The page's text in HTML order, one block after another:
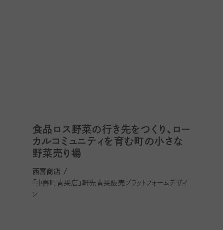
食品ロス野菜の行き先をつくり、ロー
カルコミュニティを育む町の小さな
野菜売り場
西喜商店 /
「中書町青果店」軒先青果販売プラットフォームデザイ
ン